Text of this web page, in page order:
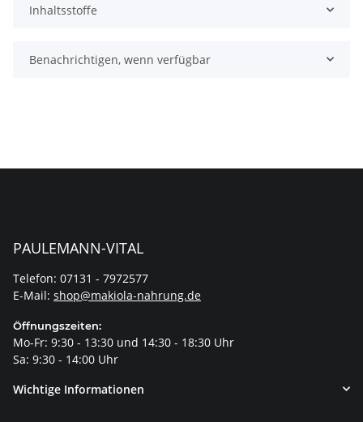
Inhaltsstoffe
Benachrichtigen, wenn verfügbar
PAULEMANN-VITAL
Telefon: 07131 - 7972577
E-Mail: shop@makiola-nahrung.de
Öffnungszeiten:
Mo-Fr: 9:30 - 13:30 und 14:30 - 18:30 Uhr
Sa: 9:30 - 14:00 Uhr
Wichtige Informationen